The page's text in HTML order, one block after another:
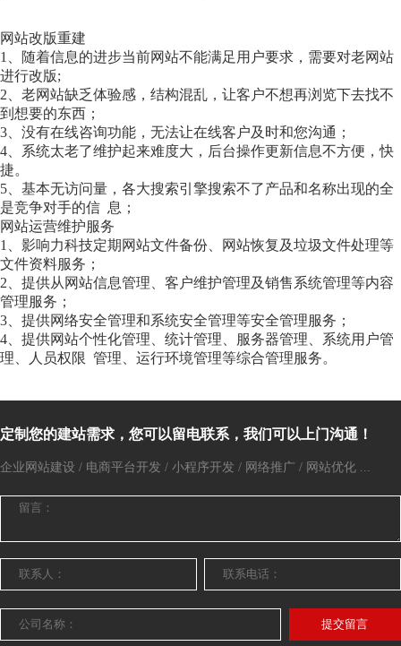
网站改版重建
1、随着信息的进步当前网站不能满足用户要求，需要对老网站
进行改版;
2、老网站缺乏体验感，结构混乱，让客户不想再浏览下去找不
到想要的东西；
3、没有在线咨询功能，无法让在线客户及时和您沟通；
4、系统太老了维护起来难度大，后台操作更新信息不方便，快
捷。
5、基本无访问量，各大搜索引擎搜索不了产品和名称出现的全
是竞争对手的信 息；
网站运营维护服务
1、影响力科技定期网站文件备份、网站恢复及垃圾文件处理等
文件资料服务；
2、提供从网站信息管理、客户维护管理及销售系统管理等内容
管理服务；
3、提供网络安全管理和系统安全管理等安全管理服务；
4、提供网站个性化管理、统计管理、服务器管理、系统用户管
理、人员权限 管理、运行环境管理等综合管理服务。
定制您的建站需求，您可以留电联系，我们可以上门沟通！
企业网站建设 / 电商平台开发 / 小程序开发 / 网络推广 / 网站优化 ...
提交留言